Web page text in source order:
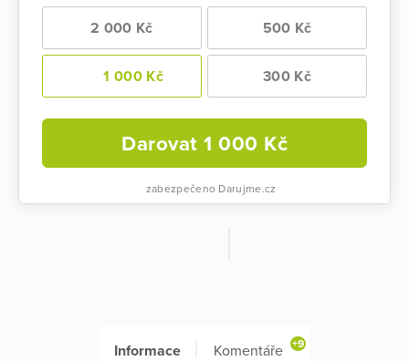
2 000 Kč 500 Kč
1 000 Kč 300 Kč
Darovat 1 000 Kč
zabezpečeno Darujme.cz
Informace Komentáře +9